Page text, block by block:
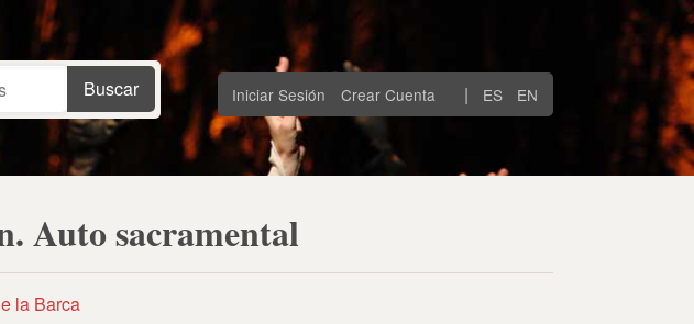
Iniciar Sesión Crear Cuenta | ES EN
Auto sacramental
la Barca